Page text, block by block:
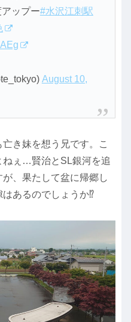
ップー#水沢江刺駅
August 10,
き妹を想う兄です。こ
ねぇ…賢治とSL銀河を追
、果たして盆に帰郷し
あるのでしょうか⁉